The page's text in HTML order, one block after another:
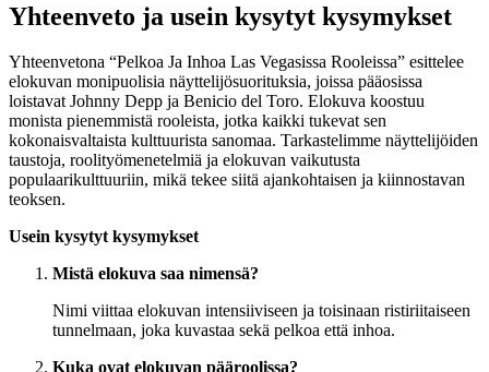
Yhteenveto ja usein kysytyt kysymykset
Yhteenvetona “Pelkoa Ja Inhoa Las Vegasissa Rooleissa” esittelee
elokuvan monipuolisia näyttelijösuorituksia, joissa pääosissa
loistavat Johnny Depp ja Benicio del Toro. Elokuva koostuu
monista pienemmistä rooleista, jotka kaikki tukevat sen
kokonaisvaltaista kulttuurista sanomaa. Tarkastelimme näyttelijöiden
taustoja, roolityömenetelmiä ja elokuvan vaikutusta
populaarikulttuuriin, mikä tekee siitä ajankohtaisen ja kiinnostavan
teoksen.
Usein kysytyt kysymykset
Mistä elokuva saa nimensä?
Nimi viittaa elokuvan intensiiviseen ja toisinaan ristiriitaiseen
tunnelmaan, joka kuvastaa sekä pelkoa että inhoa.
Kuka ovat elokuvan pääroolissa?